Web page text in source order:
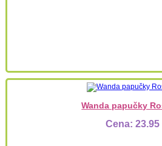
Wanda papučky
Cena: 23.95